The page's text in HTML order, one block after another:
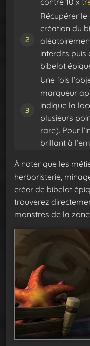
Récupérer
création du
interdits puis
bibelot
Une fois
marqueur
indique la
plusieurs
rare). Pour
brillant à
À noter que les
herboristerie,
créer de bibelot
trouverez
monstres de la